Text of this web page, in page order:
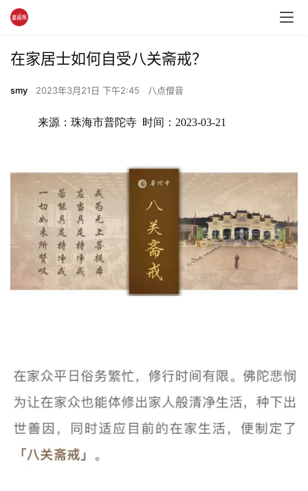
在家居士如何自受八关斋戒？
smy 2023年3月21日 下午2:45 八点僧音
来源：珠海市普陀寺  时间：2023-03-21